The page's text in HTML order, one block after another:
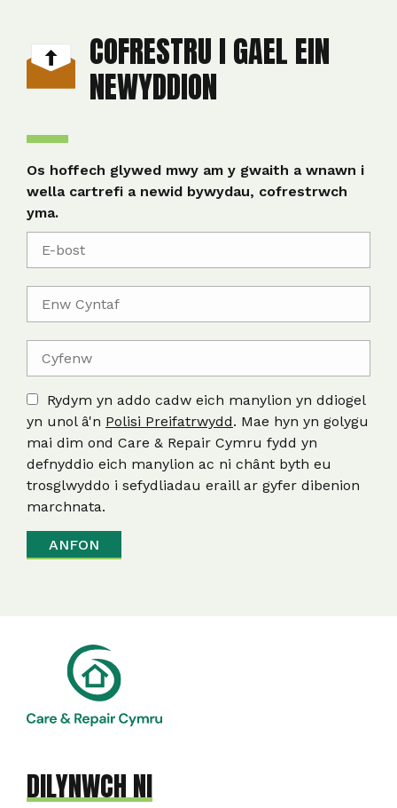
COFRESTRU I GAEL EIN
NEWYDDION
Os hoffech glywed mwy am y gwaith a wnawn i
wella cartrefi a newid bywydau, cofrestrwch
yma.
Rydym yn addo cadw eich manylion yn ddiogel
yn unol â'n Polisi Preifatrwydd. Mae hyn yn golygu
mai dim ond Care & Repair Cymru fydd yn
defnyddio eich manylion ac ni chânt byth eu
trosglwyddo i sefydliadau eraill ar gyfer dibenion
marchnata.
DILYNWCH NI